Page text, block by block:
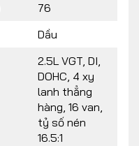
76
Dầu
2.5L VGT, DI,
DOHC, 4 xy
lanh thẳng
hàng, 16 van,
tỷ số nén
16.5:1